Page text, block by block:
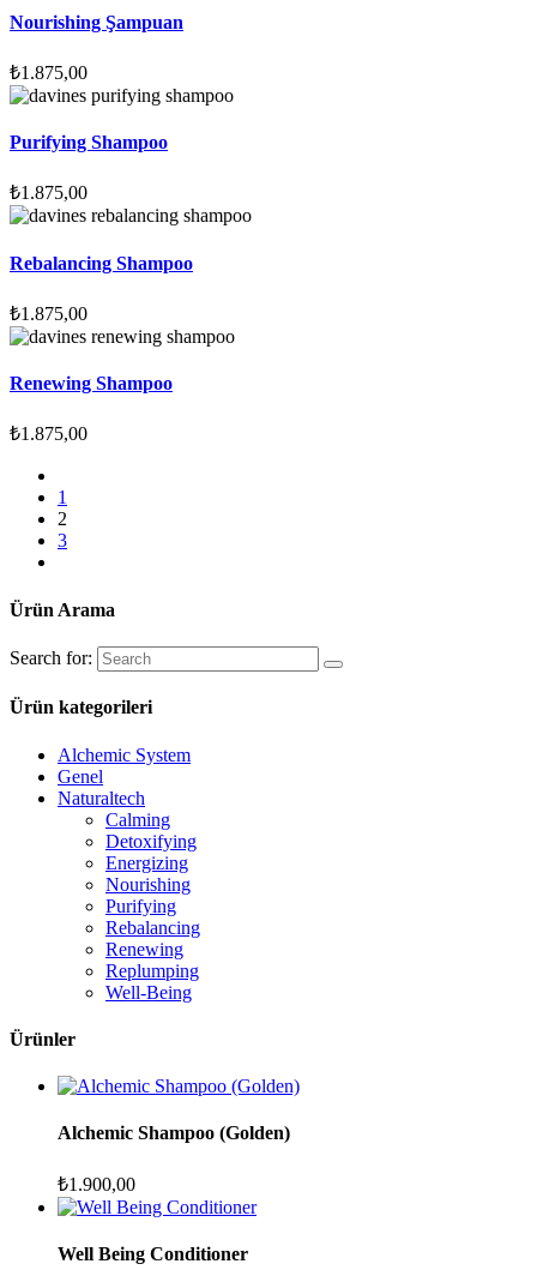
Nourishing Şampuan
₺1.875,00
Purifying Shampoo
₺1.875,00
Rebalancing Shampoo
₺1.875,00
Renewing Shampoo
₺1.875,00
1
2
3
Ürün Arama
Search for:
Ürün kategorileri
Alchemic System
Genel
Naturaltech
Calming
Detoxifying
Energizing
Nourishing
Purifying
Rebalancing
Renewing
Replumping
Well-Being
Ürünler
Alchemic Shampoo (Golden)
₺1.900,00
Well Being Conditioner